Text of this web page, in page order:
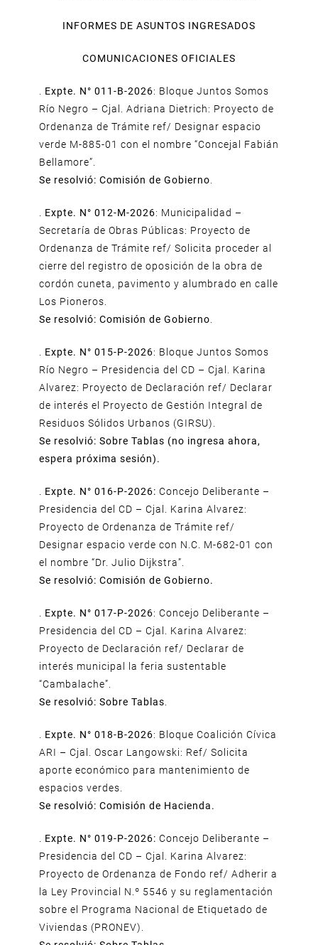
INFORMES DE ASUNTOS INGRESADOS
COMUNICACIONES OFICIALES
Expte. N° 011-B-2026: Bloque Juntos Somos
Río Negro – Cjal. Adriana Dietrich: Proyecto de
Ordenanza de Trámite ref/ Designar espacio
verde M-885-01 con el nombre “Concejal Fabián
Bellamore”.
Se resolvió: Comisión de Gobierno
Expte. N° 012-M-2026: Municipalidad –
Secretaría de Obras Públicas: Proyecto de
Ordenanza de Trámite ref/ Solicita proceder al
cierre del registro de oposición de la obra de
cordón cuneta, pavimento y alumbrado en calle
Los Pioneros.
Se resolvió: Comisión de Gobierno
Expte. N° 015-P-2026: Bloque Juntos Somos
Río Negro – Presidencia del CD – Cjal. Karina
Alvarez: Proyecto de Declaración ref/ Declarar
de interés el Proyecto de Gestión Integral de
Residuos Sólidos Urbanos (GIRSU).
Se resolvió: Sobre Tablas (no ingresa ahora,
espera próxima sesión).
Expte. N° 016-P-2026: Concejo Deliberante –
Presidencia del CD – Cjal. Karina Alvarez:
Proyecto de Ordenanza de Trámite ref/
Designar espacio verde con N.C. M-682-01 con
el nombre “Dr. Julio Dijkstra”.
Se resolvió: Comisión de Gobierno.
Expte. N° 017-P-2026: Concejo Deliberante –
Presidencia del CD – Cjal. Karina Alvarez:
Proyecto de Declaración ref/ Declarar de
interés municipal la feria sustentable
“Cambalache”.
Se resolvió: Sobre Tablas
Expte. N° 018-B-2026: Bloque Coalición Cívica
ARI – Cjal. Oscar Langowski: Ref/ Solicita
aporte económico para mantenimiento de
espacios verdes.
Se resolvió: Comisión de Hacienda.
Expte. N° 019-P-2026: Concejo Deliberante –
Presidencia del CD – Cjal. Karina Alvarez:
Proyecto de Ordenanza de Fondo ref/ Adherir a
la Ley Provincial N.º 5546 y su reglamentación
sobre el Programa Nacional de Etiquetado de
Viviendas (PRONEV).